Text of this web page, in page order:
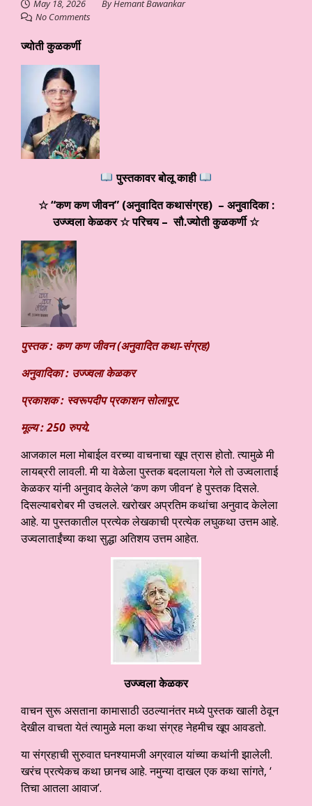
May 18, 2026 ByHemant Bawankar
No Comments
ज्योती कुळकर्णी
पुस्तकावर बोलू काही
☆ “कण कण जीवन” (अनुवादित कथासंग्रह) – अनुवादिका :
उज्ज्वला केळकर ☆ परिचय – सौ.ज्योती कुळकर्णी ☆
पुस्तक : कण कण जीवन (अनुवादित कथा-संग्रह)
अनुवादिका : उज्ज्वला केळकर
प्रकाशक : स्वरूपदीप प्रकाशन सोलापूर.
मूल्य : 250 रुपये.
आजकाल मला मोबाईल वरच्या वाचनाचा खूप त्रास होतो. त्यामुळे मी
लायब्ररी लावली. मी या वेळेला पुस्तक बदलायला गेले तो उज्वलाताई
केळकर यांनी अनुवाद केलेले ‘कण कण जीवन’ हे पुस्तक दिसले.
दिसल्याबरोबर मी उचलले. खरोखर अप्रतिम कथांचा अनुवाद केलेला
आहे. या पुस्तकातील प्रत्येक लेखकाची प्रत्येक लघुकथा उत्तम आहे.
उज्वलाताईंच्या कथा सुद्धा अतिशय उत्तम आहेत.
उज्ज्वला केळकर
वाचन सुरू असताना कामासाठी उठल्यानंतर मध्ये पुस्तक खाली ठेवून
देखील वाचता येतं त्यामुळे मला कथा संग्रह नेहमीच खूप आवडतो.
या संग्रहाची सुरुवात घनश्यामजी अग्रवाल यांच्या कथांनी झालेली.
खरंच प्रत्येकच कथा छानच आहे. नमुन्या दाखल एक कथा सांगते, ‘
तिचा आतला आवाज’.